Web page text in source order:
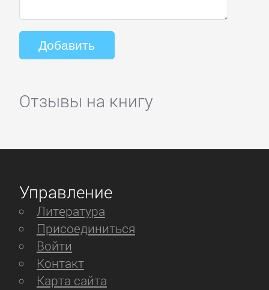
Отзывы на книгу
Управление
Литература
Присоединиться
Войти
Контакт
Карта сайта